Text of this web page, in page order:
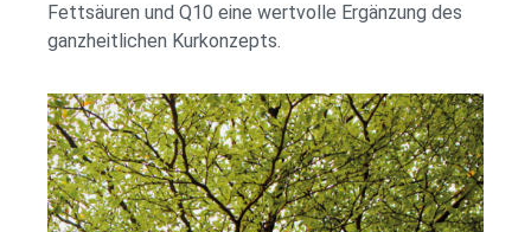
Fettsäuren und Q10 eine wertvolle Ergänzung des
ganzheitlichen Kurkonzepts.